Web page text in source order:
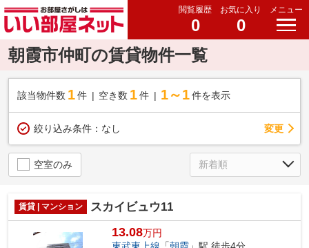
閲覧履歴
0
お気に入り
0
メニュー
朝霞市仲町の賃貸物件一覧
該当物件数 1件 空き数 1 件 1～1 件を表示
絞り込み条件： なし 変更
空室のみ
賃貸 | マンション スカイビュウ11
13.08万円